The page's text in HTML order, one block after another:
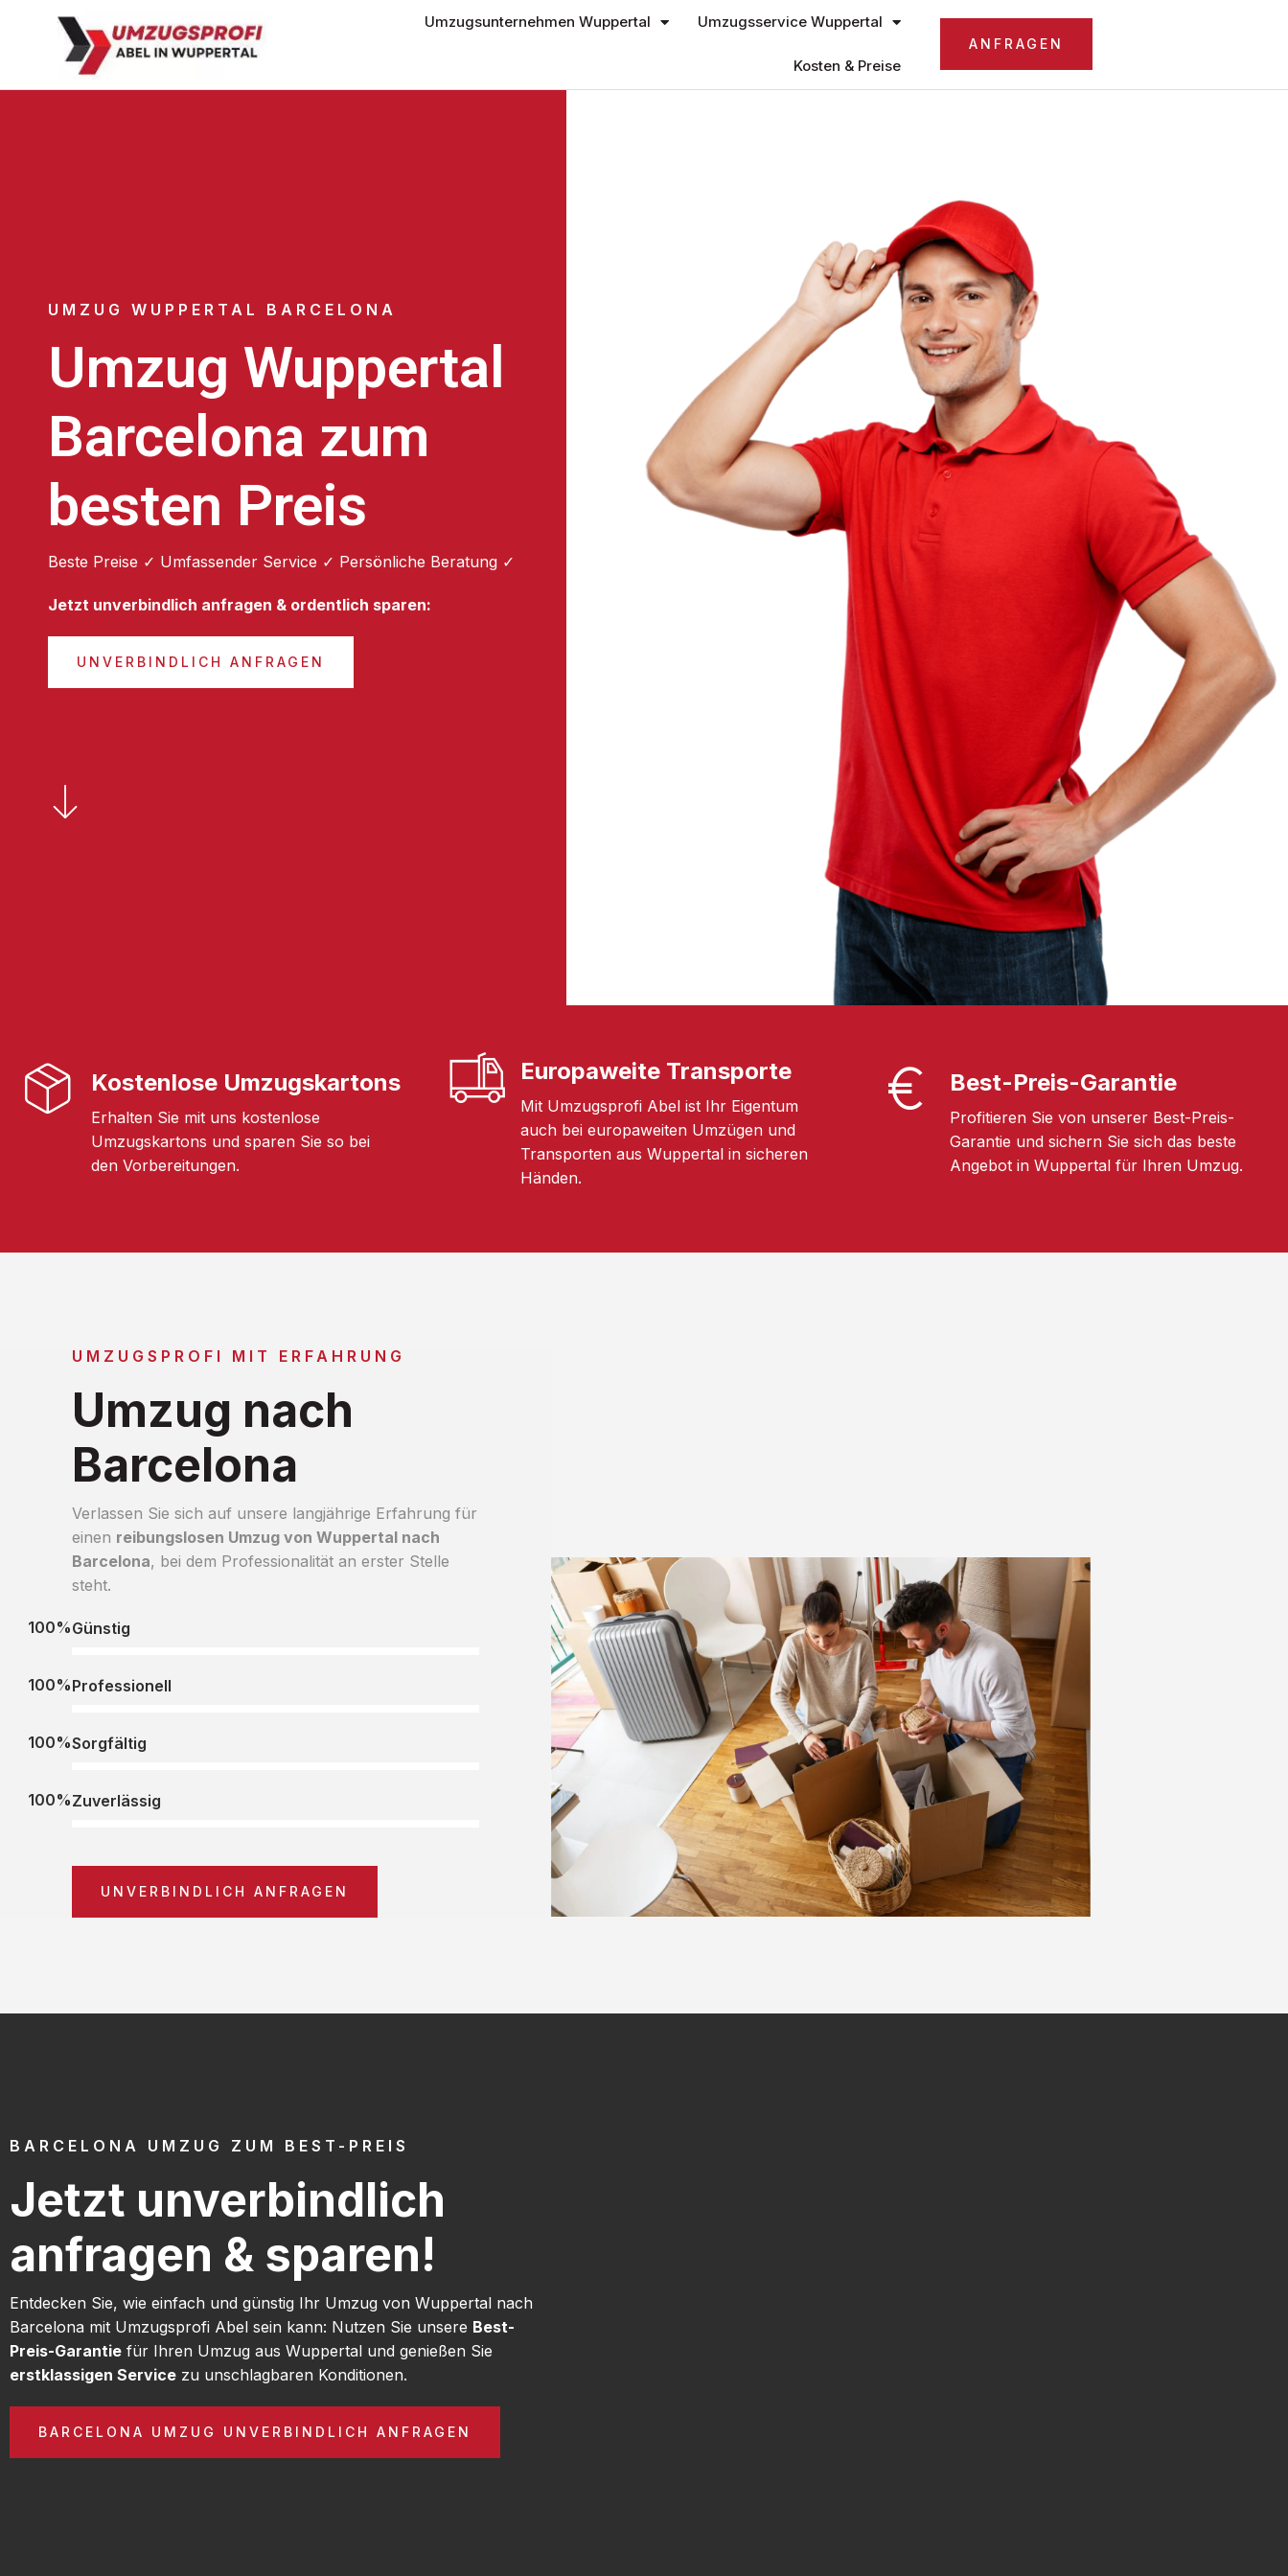
Umzugsunternehmen Wuppertal Umzugsservice Wuppertal
Kosten & Preise
ANFRAGEN
UMZUG WUPPERTAL BARCELONA
Umzug Wuppertal
Barcelona zum
besten Preis
Beste Preise ✓ Umfassender Service ✓ Persönliche Beratung ✓
Jetzt unverbindlich anfragen & ordentlich sparen:
UNVERBINDLICH ANFRAGEN
Kostenlose Umzugskartons
Erhalten Sie mit uns kostenlose
Umzugskartons und sparen Sie so bei
den Vorbereitungen.
Europaweite Transporte
Mit Umzugsprofi Abel ist Ihr Eigentum
auch bei europaweiten Umzügen und
Transporten aus Wuppertal in sicheren
Händen.
Best-Preis-Garantie
Profitieren Sie von unserer Best-Preis-
Garantie und sichern Sie sich das beste
Angebot in Wuppertal für Ihren Umzug.
UMZUGSPROFI MIT ERFAHRUNG
Umzug nach
Barcelona
Verlassen Sie sich auf unsere langjährige Erfahrung für
einen reibungslosen Umzug von Wuppertal nach
Barcelona, bei dem Professionalität an erster Stelle
steht.
Günstig
100%
Professionell
100%
Sorgfältig
100%
Zuverlässig
100%
UNVERBINDLICH ANFRAGEN
BARCELONA UMZUG ZUM BEST-PREIS
Jetzt unverbindlich
anfragen & sparen!
Entdecken Sie, wie einfach und günstig Ihr Umzug von Wuppertal nach
Barcelona mit Umzugsprofi Abel sein kann: Nutzen Sie unsere Best-
Preis-Garantie für Ihren Umzug aus Wuppertal und genießen Sie
erstklassigen Service zu unschlagbaren Konditionen.
BARCELONA UMZUG UNVERBINDLICH ANFRAGEN